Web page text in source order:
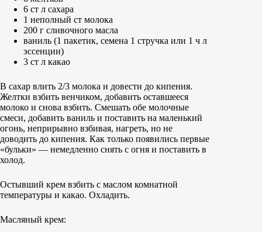
6 ст л сахара
1 неполный ст молока
200 г сливочного масла
ваниль (1 пакетик, семена 1 стручка или 1 ч л
эссенции)
3 ст л какао
В сахар влить 2/3 молока и довести до кипения.
Желтки взбить венчиком, добавить оставшееся
молоко и снова взбить. Смешать обе молочные
смеси, добавить ваниль и поставить на маленький
огонь, неприрывно взбивая, нагреть, но не
доводить до кипения. Как только появились первые
«бульки» — немедленно снять с огня и поставить в
холод.
Остывший крем взбить с маслом комнатной
температуры и какао. Охладить.
Масляный крем: